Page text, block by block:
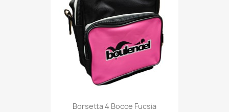
Borsetta 4 Bocce Fucsia